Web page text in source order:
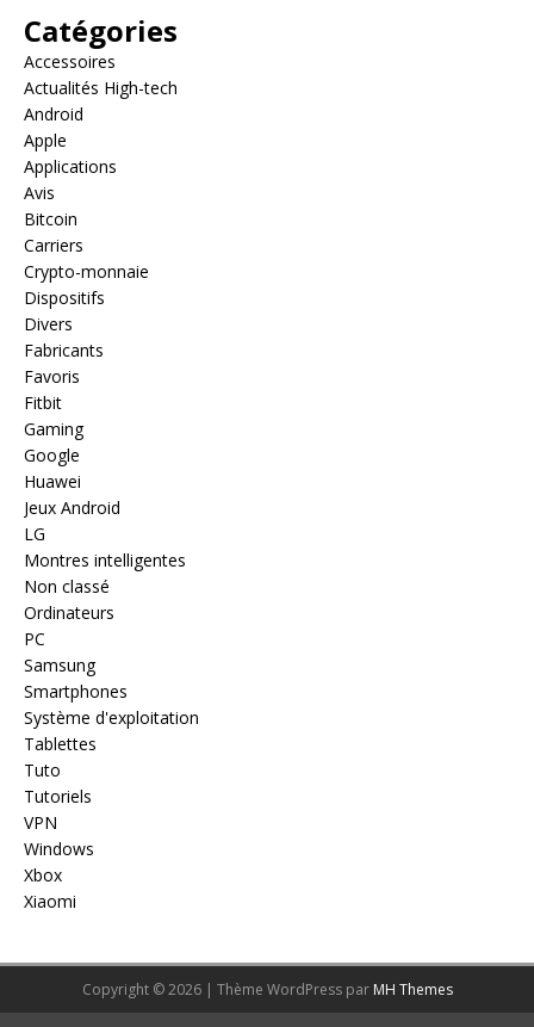
Catégories
Accessoires
Actualités High-tech
Android
Apple
Applications
Avis
Bitcoin
Carriers
Crypto-monnaie
Dispositifs
Divers
Fabricants
Favoris
Fitbit
Gaming
Google
Huawei
Jeux Android
LG
Montres intelligentes
Non classé
Ordinateurs
PC
Samsung
Smartphones
Système d'exploitation
Tablettes
Tuto
Tutoriels
VPN
Windows
Xbox
Xiaomi
Copyright © 2026 | Thème WordPress par MH Themes